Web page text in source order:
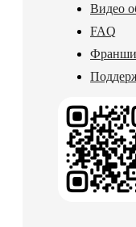
Видео
FAQ